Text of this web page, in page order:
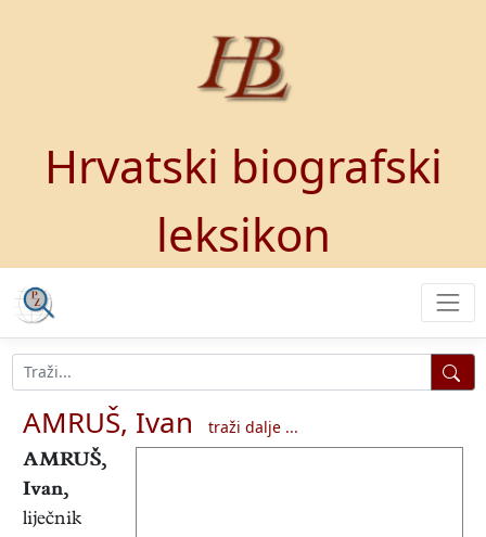
Hrvatski biografski
leksikon
AMRUŠ, Ivan
traži dalje ...
AMRUŠ,
Ivan,
liječnik